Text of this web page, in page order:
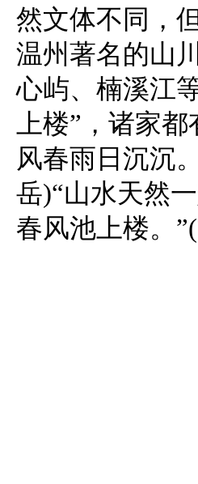
然文体不同，
温州著名的山
心屿、楠溪江
上楼”，诸家
风春雨日沉沉
岳)“山水天然
春风池上楼。